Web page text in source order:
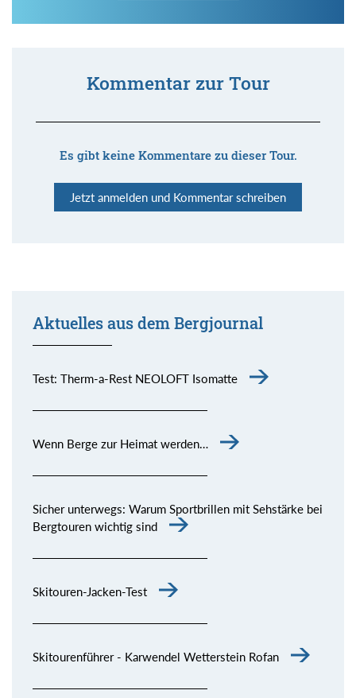
Kommentar zur Tour
Es gibt keine Kommentare zu dieser Tour.
Jetzt anmelden und Kommentar schreiben
Aktuelles aus dem Bergjournal
Test: Therm-a-Rest NEOLOFT Isomatte
Wenn Berge zur Heimat werden…
Sicher unterwegs: Warum Sportbrillen mit Sehstärke bei
Bergtouren wichtig sind
Skitouren-Jacken-Test
Skitourenführer - Karwendel Wetterstein Rofan